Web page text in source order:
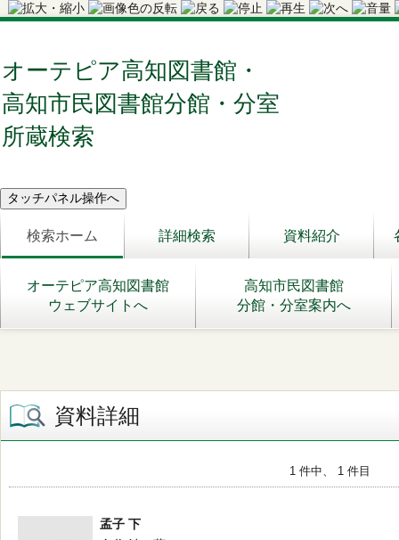
オーテピア高知図書館・
高知市民図書館分館・分室
所蔵検索
検索ホーム 詳細検索 資料紹介
オーテピア高知図書館
ウェブサイトへ
高知市民図書館
分館・分室案内へ
資料詳細
1 件中、 1 件目
孟子 下